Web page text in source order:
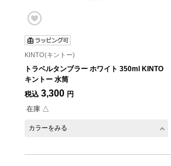
KINTO(キントー)
トラベルタンブラー ホワイト 350ml KINTO
キントー 水筒
税込 3,300 円
在庫 △
カラーをみる